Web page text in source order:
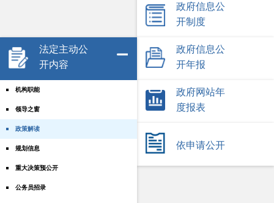
政府信息公
开制度
法定主动公
开内容
机构职能
领导之窗
政策解读
规划信息
重大决策预公开
公务员招录
政府信息公
开年报
政府网站年
度报表
依申请公开